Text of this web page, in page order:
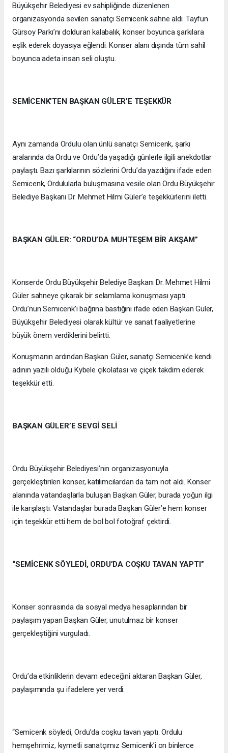
Büyükşehir Belediyesi ev sahipliğinde düzenlenen
organizasyonda sevilen sanatçı Semicenk sahne aldı. Tayfun
Gürsoy Parkı’nı dolduran kalabalık, konser boyunca şarkılara
eşlik ederek doyasıya eğlendi. Konser alanı dışında tüm sahil
boyunca adeta insan seli oluştu.
SEMİCENK’TEN BAŞKAN GÜLER’E TEŞEKKÜR
Aynı zamanda Ordulu olan ünlü sanatçı Semicenk, şarkı
aralarında da Ordu ve Ordu’da yaşadığı günlerle ilgili anekdotlar
paylaştı. Bazı şarkılarının sözlerini Ordu’da yazdığını ifade eden
Semicenk, Ordulularla buluşmasına vesile olan Ordu Büyükşehir
Belediye Başkanı Dr. Mehmet Hilmi Güler’e teşekkürlerini iletti.
BAŞKAN GÜLER: “ORDU’DA MUHTEŞEM BİR AKŞAM”
Konserde Ordu Büyükşehir Belediye Başkanı Dr. Mehmet Hilmi
Güler sahneye çıkarak bir selamlama konuşması yaptı.
Ordu’nun Semicenk’i bağrına bastığını ifade eden Başkan Güler,
Büyükşehir Belediyesi olarak kültür ve sanat faaliyetlerine
büyük önem verdiklerini belirtti.
Konuşmanın ardından Başkan Güler, sanatçı Semicenk’e kendi
adının yazılı olduğu Kybele çikolatası ve çiçek takdim ederek
teşekkür etti.
BAŞKAN GÜLER’E SEVGİ SELİ
Ordu Büyükşehir Belediyesi’nin organizasyonuyla
gerçekleştirilen konser, katılımcılardan da tam not aldı. Konser
alanında vatandaşlarla buluşan Başkan Güler, burada yoğun ilgi
ile karşılaştı. Vatandaşlar burada Başkan Güler’e hem konser
için teşekkür etti hem de bol bol fotoğraf çektirdi.
“SEMİCENK SÖYLEDİ, ORDU’DA COŞKU TAVAN YAPTI”
Konser sonrasında da sosyal medya hesaplarından bir
paylaşım yapan Başkan Güler, unutulmaz bir konser
gerçekleştiğini vurguladı.
Ordu’da etkinliklerin devam edeceğini aktaran Başkan Güler,
paylaşımında şu ifadelere yer verdi:
“Semicenk söyledi, Ordu’da coşku tavan yaptı. Ordulu
hemşehrimiz, kıymetli sanatçımız Semicenk’i on binlerce